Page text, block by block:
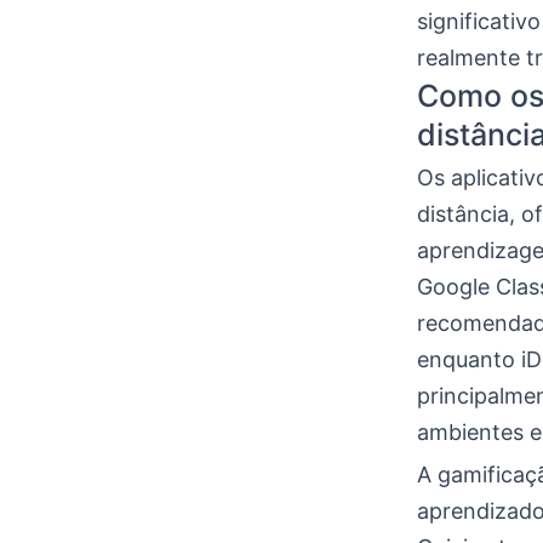
realmente
Como
Os
distância,
Google
enquanto
ambientes
A